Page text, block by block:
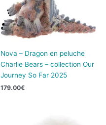
Nova – Dragon en peluche
Charlie Bears – collection Our
Journey So Far 2025
179.00€